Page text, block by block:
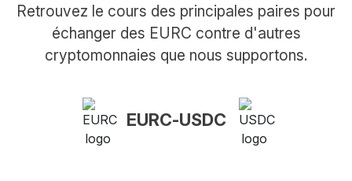
Retrouvez le cours des principales paires pour
échanger des EURC contre d'autres
cryptomonnaies que nous supportons.
EURC-USDC